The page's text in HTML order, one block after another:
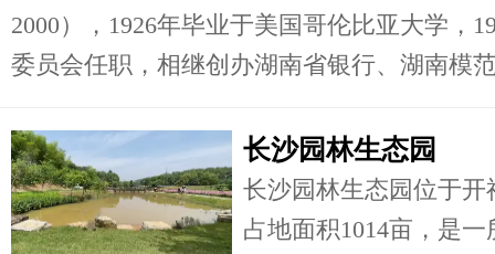
2000），1926年毕业于美国哥伦比亚大学，
委员会任职，相继创办湖南省银行、湖南模
长沙园林生态园
长沙园林生态园位于
占地面积1014亩，是